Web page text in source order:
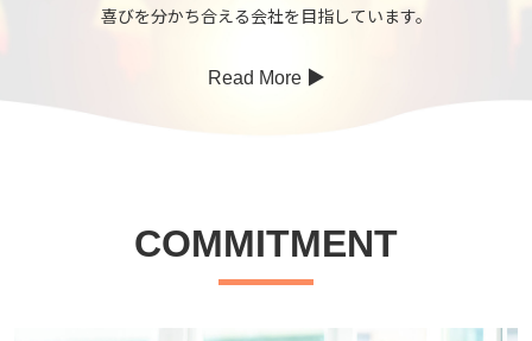
喜びを分かち合える会社を目指しています。
Read More ▶︎
COMMITMENT